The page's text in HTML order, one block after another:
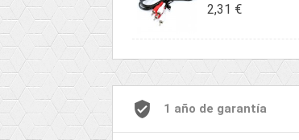
2,31 €
1 año de garantía